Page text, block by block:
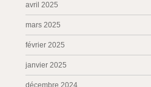
avril 2025
mars 2025
février 2025
janvier 2025
décembre 2024